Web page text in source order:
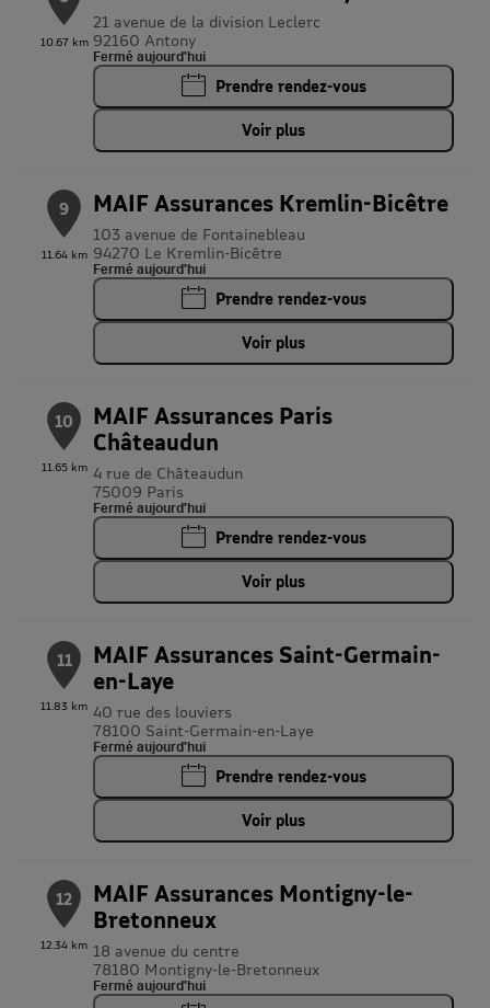
10.67 km
21 avenue de la division Leclerc
92160 Antony
Fermé aujourd'hui
Prendre rendez-vous
Voir plus
9
11.64 km
MAIF Assurances Kremlin-Bicêtre
103 avenue de Fontainebleau
94270 Le Kremlin-Bicêtre
Fermé aujourd'hui
Prendre rendez-vous
Voir plus
10
11.65 km
MAIF Assurances Paris
Châteaudun
4 rue de Châteaudun
75009 Paris
Fermé aujourd'hui
Prendre rendez-vous
Voir plus
11
11.83 km
MAIF Assurances Saint-Germain-
en-Laye
40 rue des louviers
78100 Saint-Germain-en-Laye
Fermé aujourd'hui
Prendre rendez-vous
Voir plus
12
12.34 km
MAIF Assurances Montigny-le-
Bretonneux
18 avenue du centre
78180 Montigny-le-Bretonneux
Fermé aujourd'hui